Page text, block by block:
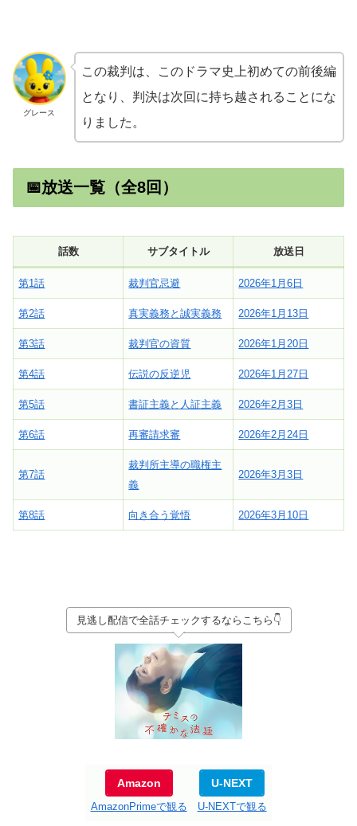
グレース
この裁判は、このドラマ史上初めての前後編
となり、判決は次回に持ち越されることにな
りました。
📅放送一覧（全8回）
話数 サブタイトル 放送日
第1話 裁判官忌避 2026年1月6日
第2話 真実義務と誠実義務 2026年1月13日
第3話 裁判官の資質 2026年1月20日
第4話 伝説の反逆児 2026年1月27日
第5話 書証主義と人証主義 2026年2月3日
第6話 再審請求審 2026年2月24日
第7話
裁判所主導の職権主
義
2026年3月3日
第8話 向き合う覚悟 2026年3月10日
見逃し配信で全話チェックするならこちら👇
Amazon
AmazonPrimeで観る
U-NEXT
U-NEXTで観る